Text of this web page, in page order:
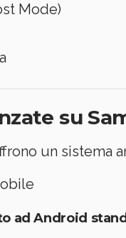
Mode)
su
un sistema
ad Android